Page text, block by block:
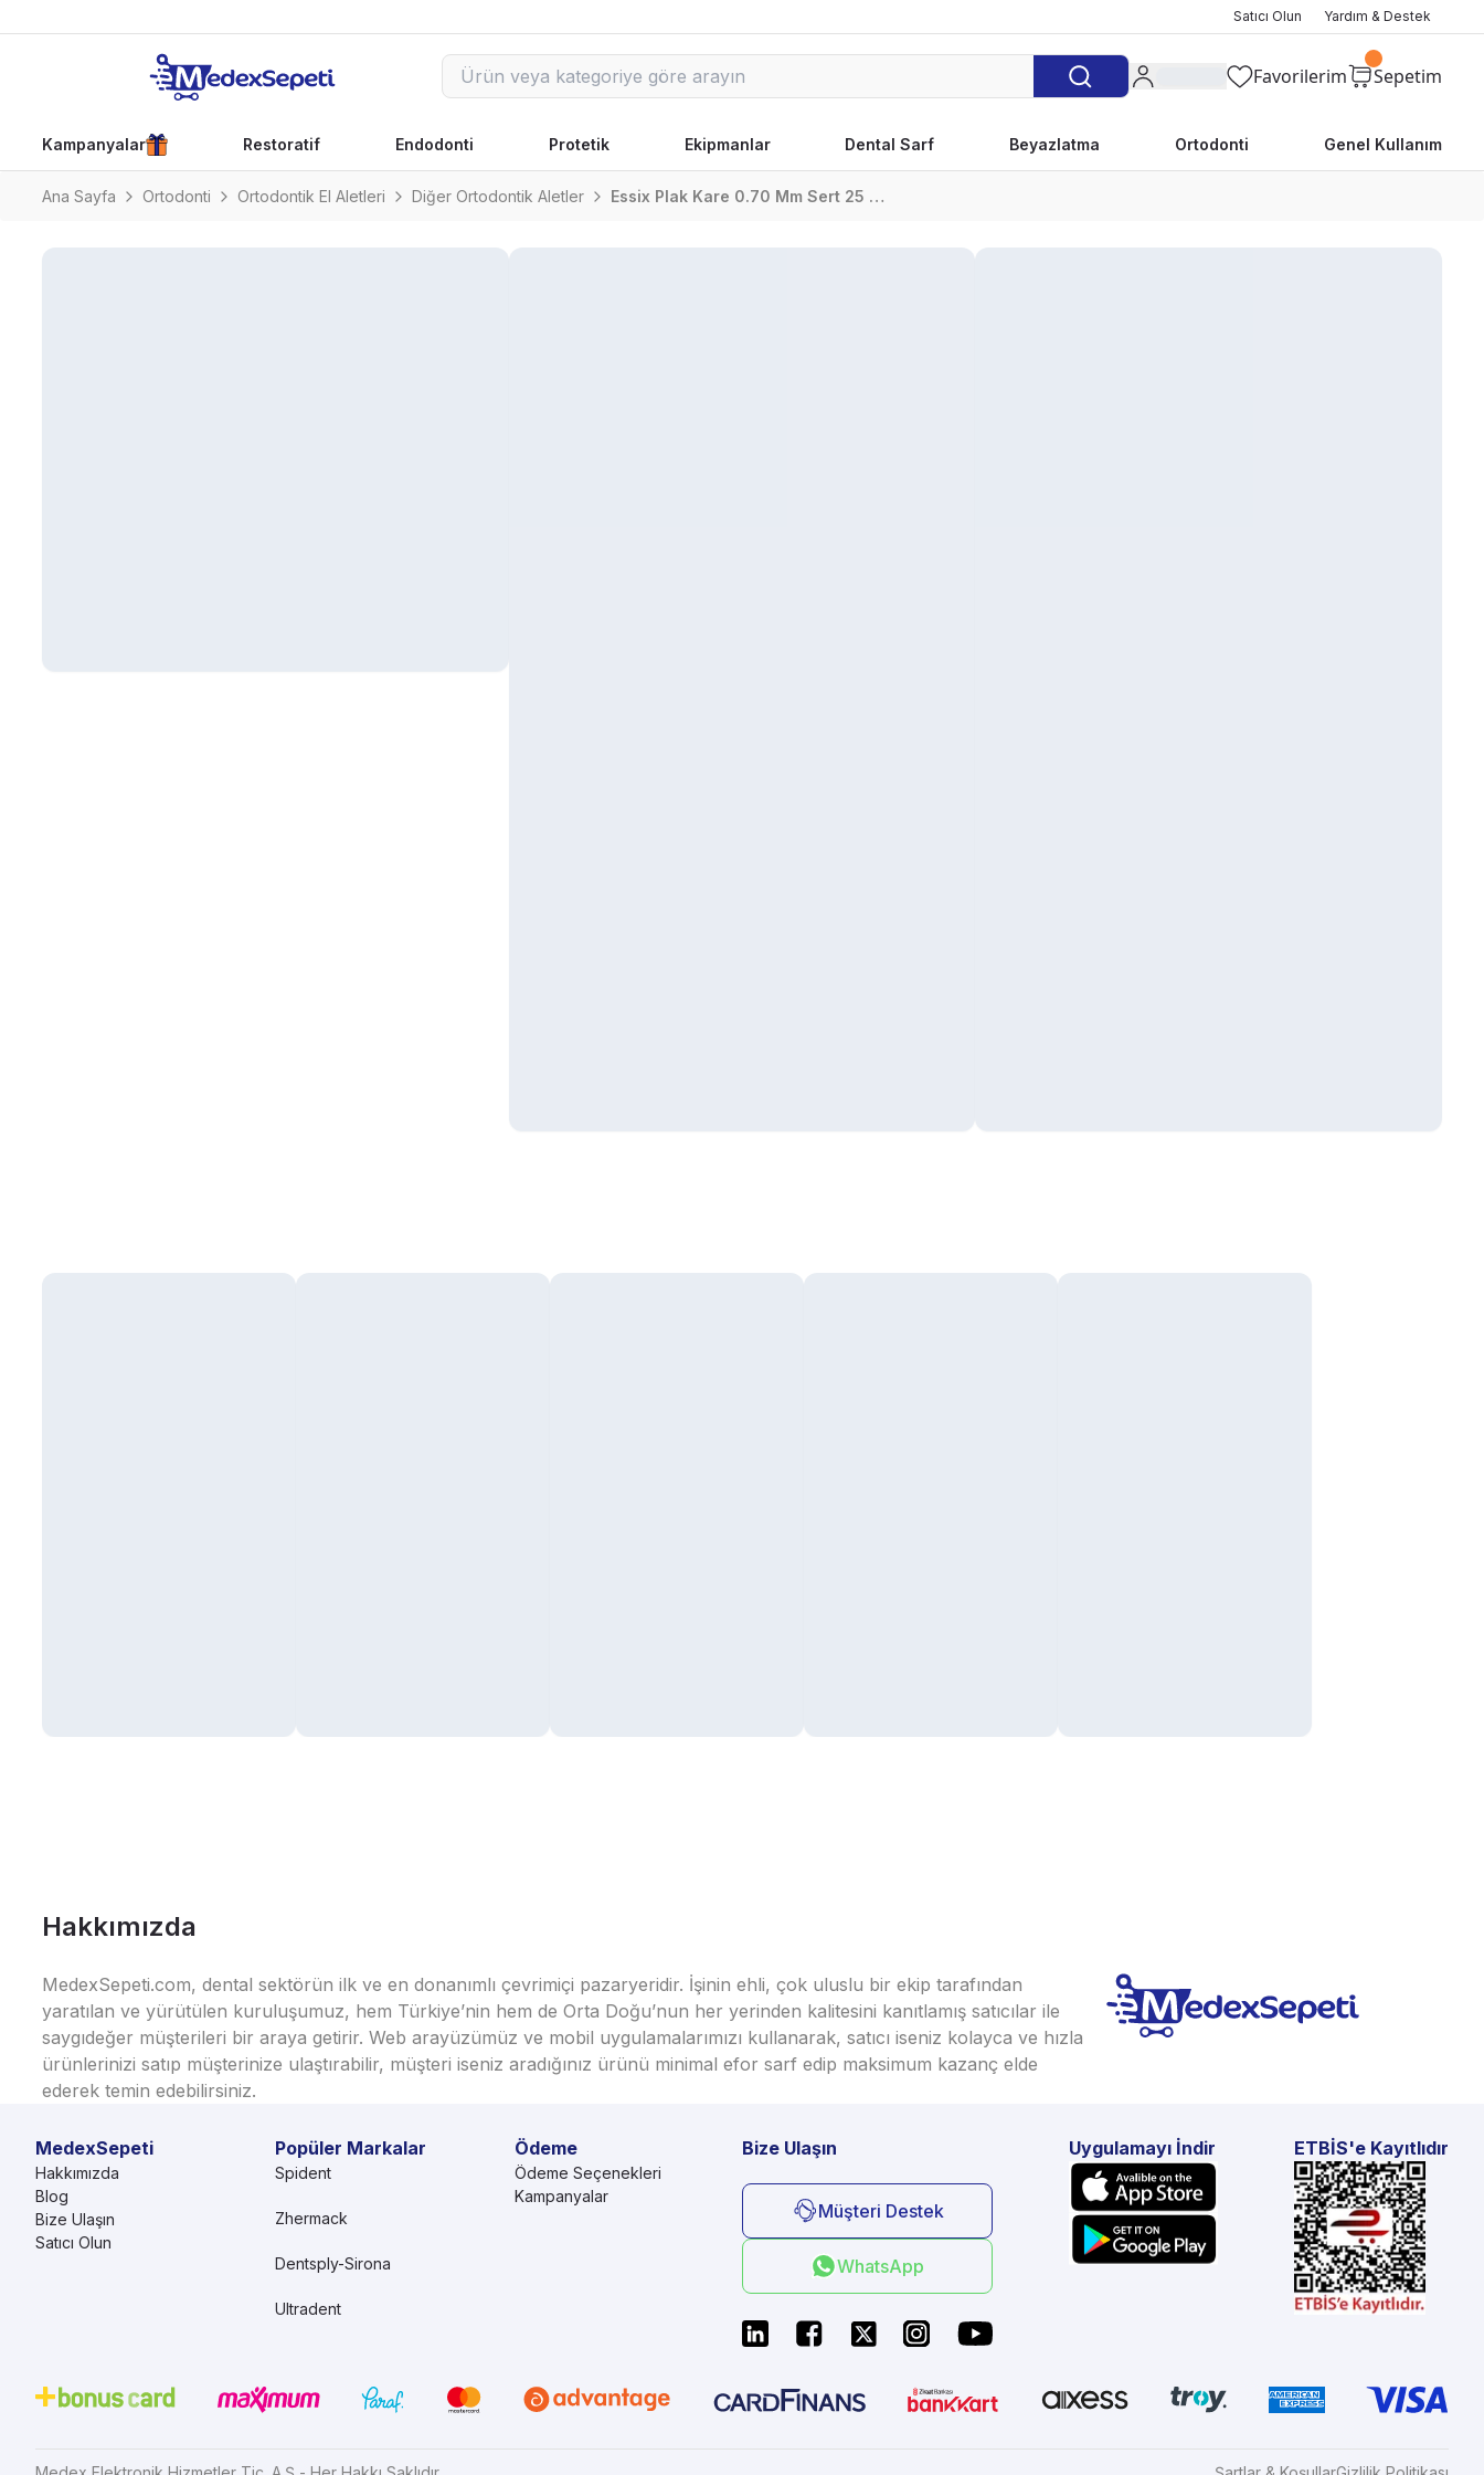
Satıcı Olun Yardım & Destek
Favorilerim Sepetim
Kampanyalar Restoratif Endodonti Protetik Ekipmanlar Dental Sarf Beyazlatma Ortodonti Genel Kullanım
Ana Sayfa Ortodonti Ortodontik El Aletleri Diğer Ortodontik Aletler Essix Plak Kare 0.70 Mm Sert 25 Adet
Hakkımızda
MedexSepeti.com, dental sektörün ilk ve en donanımlı çevrimiçi pazaryeridir. İşinin ehli, çok uluslu bir ekip tarafından
yaratılan ve yürütülen kuruluşumuz, hem Türkiye’nin hem de Orta Doğu’nun her yerinden kalitesini kanıtlamış satıcılar ile
saygıdeğer müşterileri bir araya getirir. Web arayüzümüz ve mobil uygulamalarımızı kullanarak, satıcı iseniz kolayca ve hızla
ürünlerinizi satıp müşterinize ulaştırabilir, müşteri iseniz aradığınız ürünü minimal efor sarf edip maksimum kazanç elde
ederek temin edebilirsiniz.
MedexSepeti
Hakkımızda
Blog
Bize Ulaşın
Satıcı Olun
Ödeme
Ödeme Seçenekleri
Kampanyalar
Popüler Markalar
Spident
Zhermack
Dentsply-Sirona
Ultradent
Bize Ulaşın
Müşteri Destek
WhatsApp
Uygulamayı İndir ETBİS'e Kayıtlıdır